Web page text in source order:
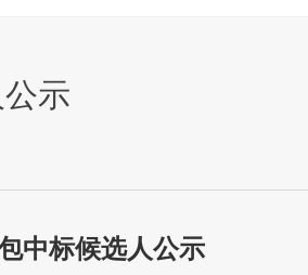
示
中标候选人公示